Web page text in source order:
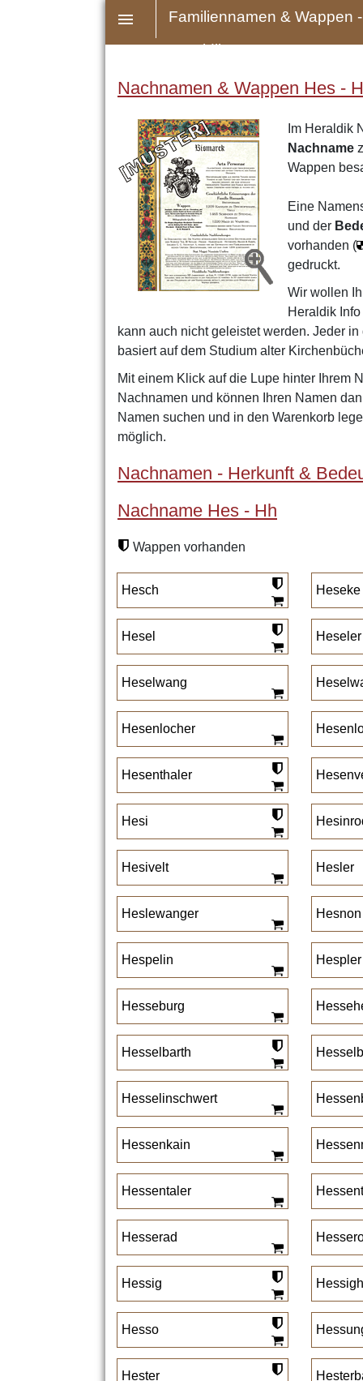
Familiennamen & Wappen -
Heraldik
Nachnamen & Wappen Hes -
Im Heraldik
Nachname
Wappen
Eine
und der
vorhanden (
gedruckt.
Wir wollen
Heraldik
kann auch nicht geleistet werden. Jeder
basiert auf dem Studium alter
Mit einem Klick auf die Lupe hinter Ihrem
Nachnamen und können Ihren Namen
Namen suchen und in den Warenkorb
möglich.
Nachnamen - Herkunft &
Nachname Hes - Hh
Wappen vorhanden
Hesch Heseke
Hesel Heseler
Heselwang
Hesenlocher
Hesenthaler
Hesi
Hesivelt Hesler
Heslewanger Hesnon
Hespelin Hespler
Hesseburg
Hesselbarth
Hesselinschwert
Hessenkain
Hessentaler
Hesserad
Hessig
Hesso
Hester